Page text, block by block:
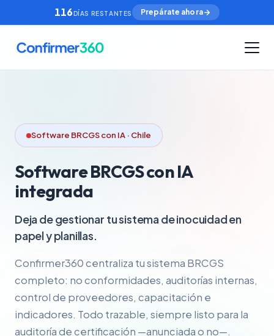
116DÍAS RESTANTES Prepárate ahora
Software BRCGS con IA · Chile
Software BRCGS con IA
integrada
Deja de gestionar tu sistema de inocuidad en
papel y planillas.
Confirmer360 centraliza tu sistema BRCGS
completo: no conformidades, auditorías internas,
control de proveedores, capacitación e
indicadores. Todo trazable, siempre listo para la
auditoría de certificación —anunciada o no—.